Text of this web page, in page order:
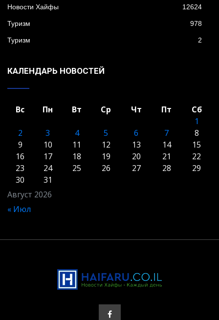
Новости Хайфы 12624
Туризм 978
Туризм 2
КАЛЕНДАРЬ НОВОСТЕЙ
Август 2026
Вс Пн Вт Ср Чт Пт
Сб
1
2
3 4 5 6 7
8
9
10 11 12 13 14
15
16
17 18 19 20 21
22
23
24 25 26 27 28
29
30
31
« Июл